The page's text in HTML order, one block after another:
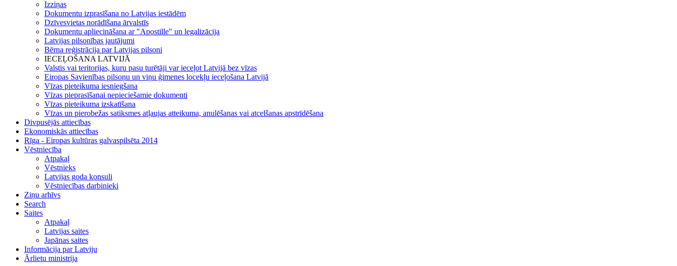
Izziņas
Dokumentu izprasīšana no Latvijas iestādēm
Dzīvesvietas norādīšana ārvalstīs
Dokumentu apliecināšana ar "Apostille" un legalizācija
Latvijas pilsonības jautājumi
Bērna reģistrācija par Latvijas pilsoni
IECEĻOŠANA LATVIJĀ
Valstis vai teritorijas, kuru pasu turētāji var ieceļot Latvijā bez vīzas
Eiropas Savienības pilsoņu un viņu ģimenes locekļu ieceļošana Latvijā
Vīzas pieteikuma iesniegšana
Vīzas pieprasīšanai nepieciešamie dokumenti
Vīzas pieteikuma izskatīšana
Vīzas un pierobežas satiksmes atļaujas atteikuma, anulēšanas vai atcelšanas apstrīdēšana
Divpusējās attiecības
Ekonomiskās attiecības
Rīga - Eiropas kultūras galvaspilsēta 2014
Vēstniecība
Atpakaļ
Vēstnieks
Latvijas goda konsuli
Vēstniecības darbinieki
Ziņu arhīvs
Search
Saites
Atpakaļ
Latvijas saites
Japānas saites
Informācija par Latviju
Ārlietu ministrija